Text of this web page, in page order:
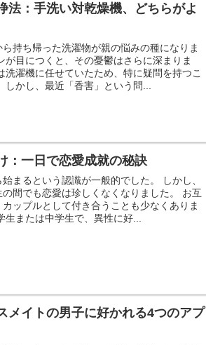
法：手洗い対乾燥機、どちらがよ
持ち帰った洗濯物が親の悩みの種になりま
が目につくと、その憂鬱はさらに深まりま
洗濯機に任せていたため、特に疑問を持つこ
かし、最近「香害」という問...
：一日で恋愛成就の秘訣
まるという認識が一般的でした。 しかし、
間でも恋愛は珍しくなくなりました。 お互
ップルとして付き合うことも少なくありま
または中学生で、異性に好...
メイトの男子に好かれる4つのアプ